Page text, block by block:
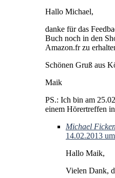
Hallo Michael,
danke für das
Buch noch in den
Amazon.fr zu
Schönen Gruß aus
Maik
PS.: Ich bin am
einem Hörertreffen
Michael
14.02.2013
Hallo Maik,
Vielen Dank,